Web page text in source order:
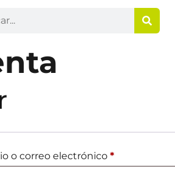
o correo electrónico *